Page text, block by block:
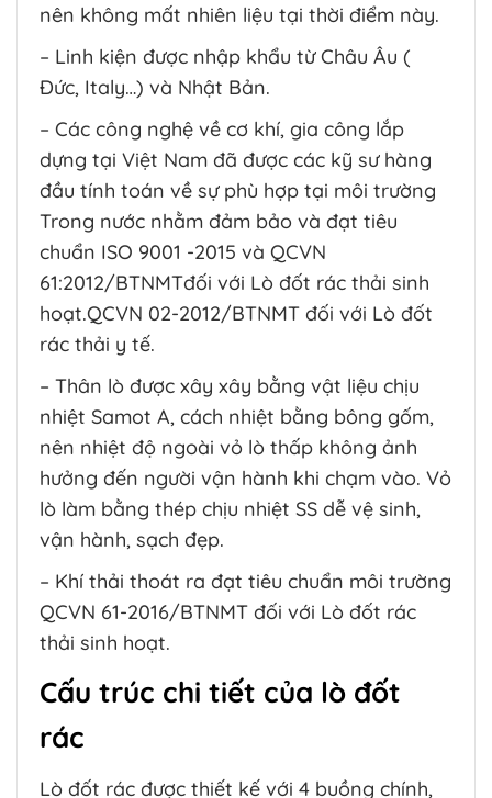
nên không mất nhiên liệu tại thời điểm này.
– Linh kiện được nhập khẩu từ Châu Âu (
Đức, Italy…) và Nhật Bản.
– Các công nghệ về cơ khí, gia công lắp
dựng tại Việt Nam đã được các kỹ sư hàng
đầu tính toán về sự phù hợp tại môi trường
Trong nước nhằm đảm bảo và đạt tiêu
chuẩn ISO 9001 -2015 và QCVN
61:2012/BTNMTđối với Lò đốt rác thải sinh
hoạt.QCVN 02-2012/BTNMT đối với Lò đốt
rác thải y tế.
– Thân lò được xây xây bằng vật liệu chịu
nhiệt Samot A, cách nhiệt bằng bông gốm,
nên nhiệt độ ngoài vỏ lò thấp không ảnh
hưởng đến người vận hành khi chạm vào. Vỏ
lò làm bằng thép chịu nhiệt SS dễ vệ sinh,
vận hành, sạch đẹp.
– Khí thải thoát ra đạt tiêu chuẩn môi trường
QCVN 61-2016/BTNMT đối với Lò đốt rác
thải sinh hoạt.
Cấu trúc chi tiết của lò đốt
rác
Lò đốt rác được thiết kế với 4 buồng chính,